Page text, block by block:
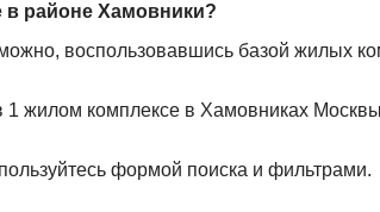
в районе Хамовники?
воспользовавшись базой жилых
1 жилом комплексе в Хамовниках
формой поиска и фильтрами.